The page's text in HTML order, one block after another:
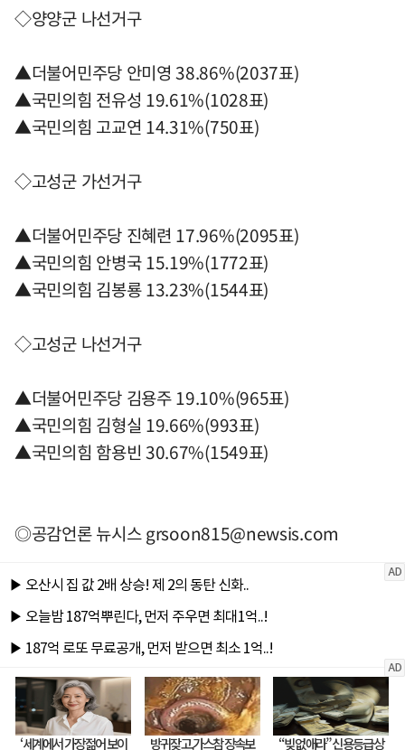
◇양양군 나선거구
▲더불어민주당 안미영 38.86%(2037표)
▲국민의힘 전유성 19.61%(1028표)
▲국민의힘 고교연 14.31%(750표)
◇고성군 가선거구
▲더불어민주당 진혜련 17.96%(2095표)
▲국민의힘 안병국 15.19%(1772표)
▲국민의힘 김봉룡 13.23%(1544표)
◇고성군 나선거구
▲더불어민주당 김용주 19.10%(965표)
▲국민의힘 김형실 19.66%(993표)
▲국민의힘 함용빈 30.67%(1549표)
◎공감언론 뉴시스grsoon815@newsis.com